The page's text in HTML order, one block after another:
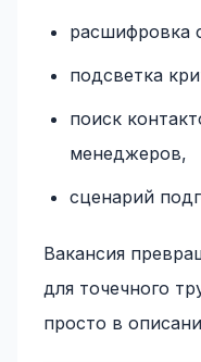
расшифровка
подсветка
поиск
менеджеров,
сценарий
Вакансия
для точечного
просто в